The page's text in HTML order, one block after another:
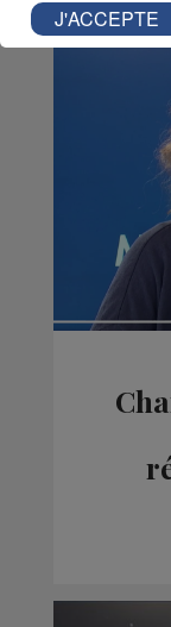
J'ACCEPTE